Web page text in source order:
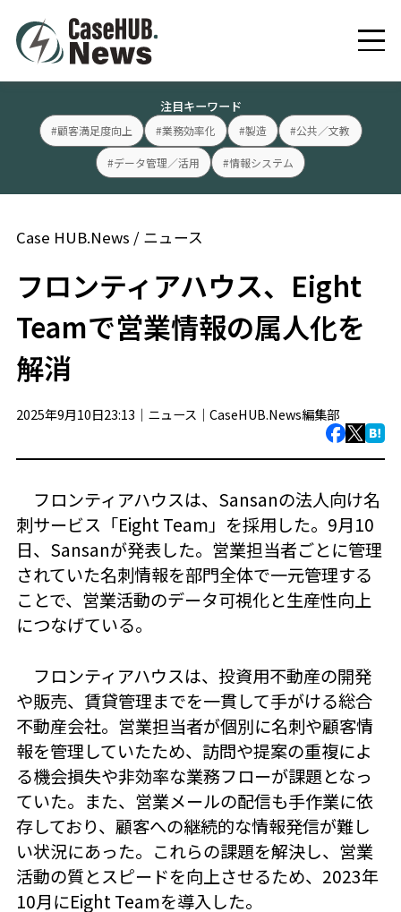
注目キーワード
#顧客満足度向上 #業務効率化 #製造 #公共／文教
#データ管理／活用 #情報システム
Case HUB.News / ニュース
フロンティアハウス、Eight
Teamで営業情報の属人化を
解消
2025年9月10日23:13｜ ニュース ｜ CaseHUB.News編集部
フロンティアハウスは、Sansanの法人向け名
刺サービス「Eight Team」を採用した。9月10
日、Sansanが発表した。営業担当者ごとに管理
されていた名刺情報を部門全体で一元管理する
ことで、営業活動のデータ可視化と生産性向上
につなげている。
フロンティアハウスは、投資用不動産の開発
や販売、賃貸管理までを一貫して手がける総合
不動産会社。営業担当者が個別に名刺や顧客情
報を管理していたため、訪問や提案の重複によ
る機会損失や非効率な業務フローが課題となっ
ていた。また、営業メールの配信も手作業に依
存しており、顧客への継続的な情報発信が難し
い状況にあった。これらの課題を解決し、営業
活動の質とスピードを向上させるため、2023年
10月にEight Teamを導入した。